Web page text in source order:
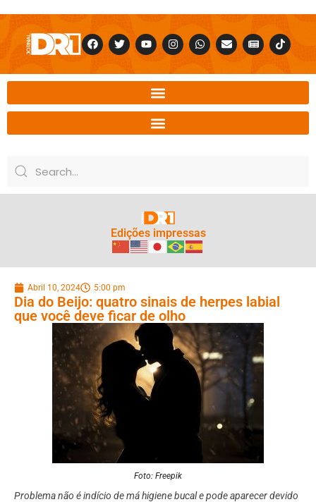
Edições impressas
Abril 10, 2024 5:00 pm
Dia do Beijo: quatro sinais de herpes labial
que você deve ficar de olho
Foto: Freepik
Problema não é indício de má higiene bucal e pode aparecer devido